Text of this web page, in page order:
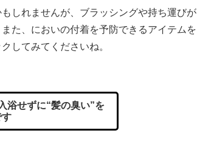
しれませんが、ブラッシングや持ち運びが
た、においの付着を予防できるアイテムを
してみてくださいね。
せずに“髪の臭い”を